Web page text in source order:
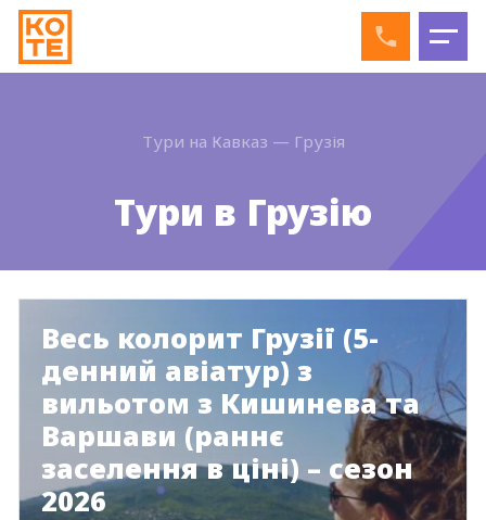
Тури на Кавказ — Грузія
Тури в Грузію
Весь колорит Грузії (5-
денний авіатур) з
вильотом з Кишинева та
Варшави (раннє
заселення в ціні) – сезон
2026